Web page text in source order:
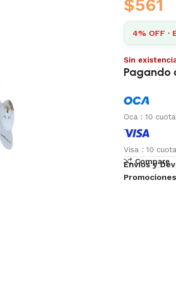
$561
4% OFF
Sin
Pagando
Oca : 10
Visa : 10
Compare
Envíos y
Promociones